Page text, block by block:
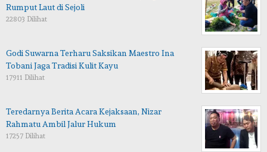
Rumput Laut di Sejoli
22803 Dilihat
Godi Suwarna Terharu Saksikan Maestro Ina
Tobani Jaga Tradisi Kulit Kayu
17911 Dilihat
Teredarnya Berita Acara Kejaksaan, Nizar
Rahmatu Ambil Jalur Hukum
17257 Dilihat